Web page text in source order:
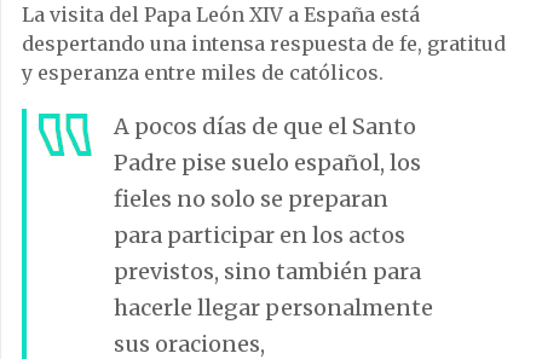
La visita del Papa León XIV a España está
despertando una intensa respuesta de fe, gratitud
y esperanza entre miles de católicos.
A pocos días de que el Santo
Padre pise suelo español, los
fieles no solo se preparan
para participar en los actos
previstos, sino también para
hacerle llegar personalmente
sus oraciones,